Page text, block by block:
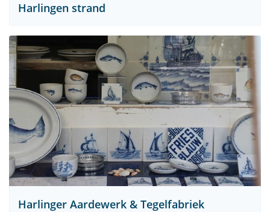
Harlingen strand
Harlinger Aardewerk & Tegelfabriek